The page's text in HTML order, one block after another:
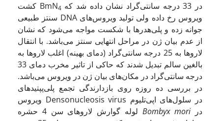
کشت BmN4
سنتز طبیعی DNA ویروس رخ داده ولی تولید ویروس‌های
جوانه زده و پلی‌هدرها با شکست مواجه می‌شود که نشان
از عدم بیان ژن در مراحل انتهایی سنتز می‌باشد. با انتقال
لاروها به 25 درجه سانتی‌گراد (دمای بهینه) اغلب لاروها به
بالغین سالم تبدیل شدند که حاکی از تاثیر مخرب دمای 33
درجه سانتی‌گراد در مکان‌های بیان ژن در ویروس می‌باشد.
در بررسی ده روزه روی بازدارندگی تجمع پلی‌پپتیدهای
ویروس Densonucleosis virus در سلول‌های اپی‌تلیوم
Bombyx mori